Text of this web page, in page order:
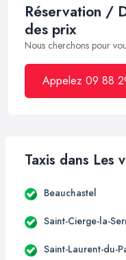
Réservation /
des prix
Nous cherchons pour
Appelez 09 88
Taxis dans Les
Beauchastel
Saint-Cierge-la-
Saint-Laurent-du-